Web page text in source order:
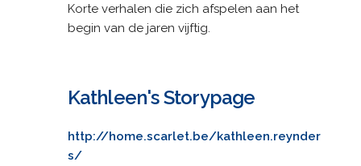
Korte verhalen die zich afspelen aan het
begin van de jaren vijftig.
Kathleen's Storypage
http://home.scarlet.be/kathleen.reynder
s/